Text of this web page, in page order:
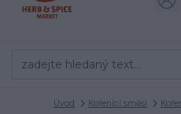
Úvod Kořenící směsi